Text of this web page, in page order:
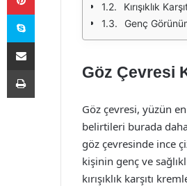
Kırışıklık
Genç
Göz Çevresi
Göz çevresi, yüzün
belirtileri burada
göz çevresinde ince
kişinin genç ve
kırışıklık karşıtı
Skype
E-Posta ile paylaş